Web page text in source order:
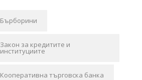
Бърборини
Закон за кредитите и
институциите
Кооперативна търговска банка